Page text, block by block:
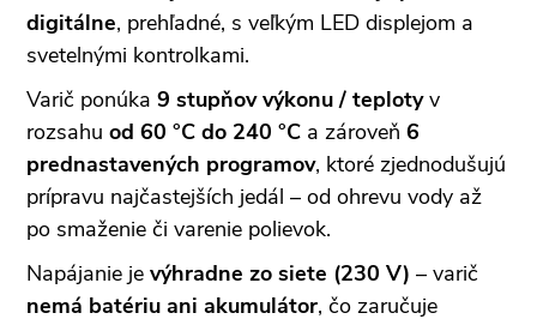
digitálne, prehľadné, s veľkým LED displejom a
svetelnými kontrolkami.
Varič ponúka 9 stupňov výkonu / teplotyv
rozsahu od 60 °C do 240 °C a zároveň 6
prednastavených programov, ktoré zjednodušujú
prípravu najčastejších jedál – od ohrevu vody až
po smaženie či varenie polievok.
Napájanie je výhradne zo siete (230 V) – varič
nemá batériu ani akumulátor, čo zaručuje